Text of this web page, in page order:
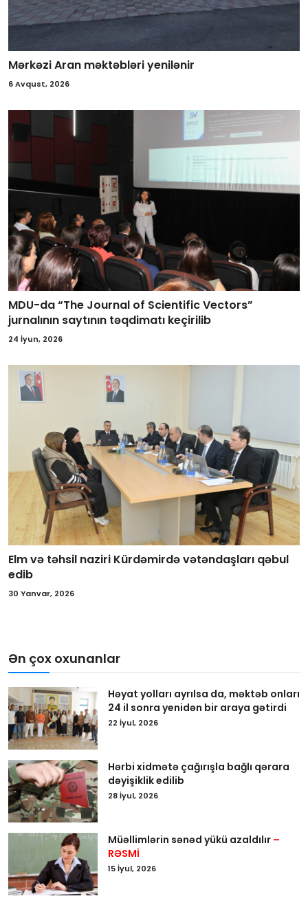
Mərkəzi Aran məktəbləri yenilənir
6 Avqust, 2026
MDU-da “The Journal of Scientific Vectors”
jurnalının saytının təqdimatı keçirilib
24 İyun, 2026
Elm və təhsil naziri Kürdəmirdə vətəndaşları qəbul
edib
30 Yanvar, 2026
Ən çox oxunanlar
Həyat yolları ayrılsa da, məktəb onları
24 il sonra yenidən bir araya gətirdi
22 İyul, 2026
Hərbi xidmətə çağırışla bağlı qərara
dəyişiklik edilib
28 İyul, 2026
Müəllimlərin sənəd yükü azaldılır –
RƏSMİ
15 İyul, 2026